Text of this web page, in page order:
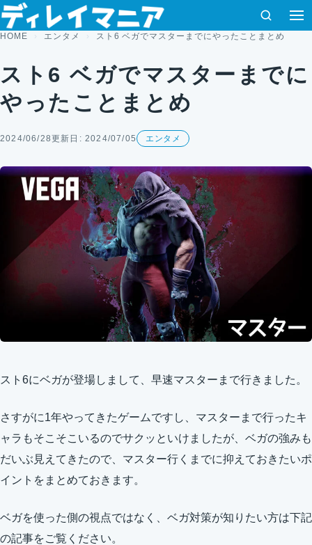
コンテンツへスキップ
検索
HOME エンタメ スト6 ベガでマスターまでにやったことまとめ
スト6 ベガでマスターまでに
やったことまとめ
2024/06/28更新日: 2024/07/05 エンタメ
スト6にベガが登場しまして、早速マスターまで行きました。
さすがに1年やってきたゲームですし、マスターまで行ったキ
ャラもそこそこいるのでサクッといけましたが、ベガの強みも
だいぶ見えてきたので、マスター行くまでに抑えておきたいポ
イントをまとめておきます。
ベガを使った側の視点ではなく、ベガ対策が知りたい方は下記
の記事をご覧ください。